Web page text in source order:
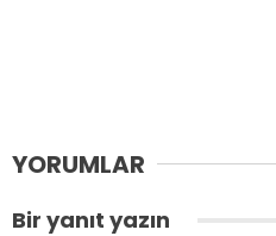
YORUMLAR
Bir yanıt yazın